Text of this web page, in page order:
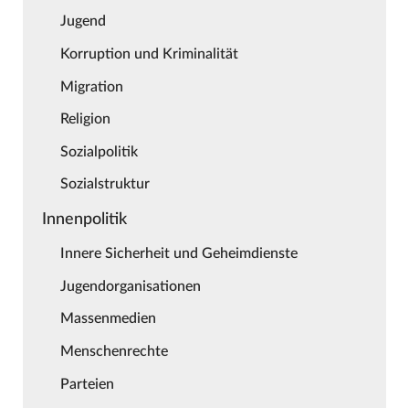
Jugend
Korruption und Kriminalität
Migration
Religion
Sozialpolitik
Sozialstruktur
Innenpolitik
Innere Sicherheit und Geheimdienste
Jugendorganisationen
Massenmedien
Menschenrechte
Parteien